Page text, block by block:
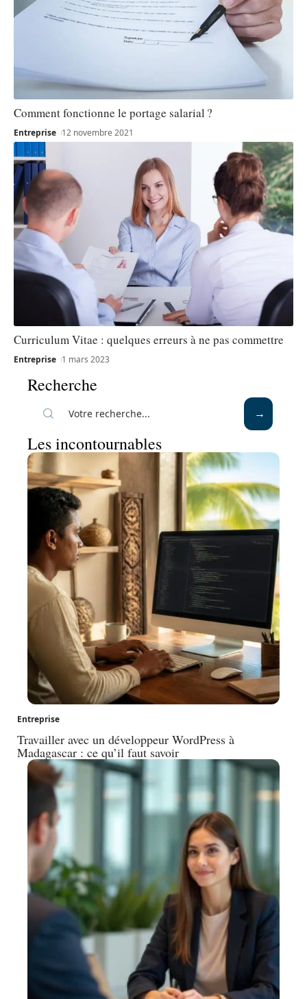
Comment fonctionne le portage salarial ?
Entreprise 12 novembre 2021
Curriculum Vitae : quelques erreurs à ne pas commettre
Entreprise 1 mars 2023
Recherche
Les incontournables
Entreprise
Travailler avec un développeur WordPress à
Madagascar : ce qu’il faut savoir